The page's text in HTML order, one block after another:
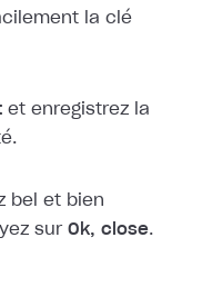
la clé
et enregistrez la
bel et bien
sur Ok, close.